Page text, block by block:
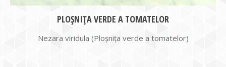
PLOŞNIŢA VERDE A TOMATELOR
Nezara viridula (Ploşniţa verde a tomatelor)